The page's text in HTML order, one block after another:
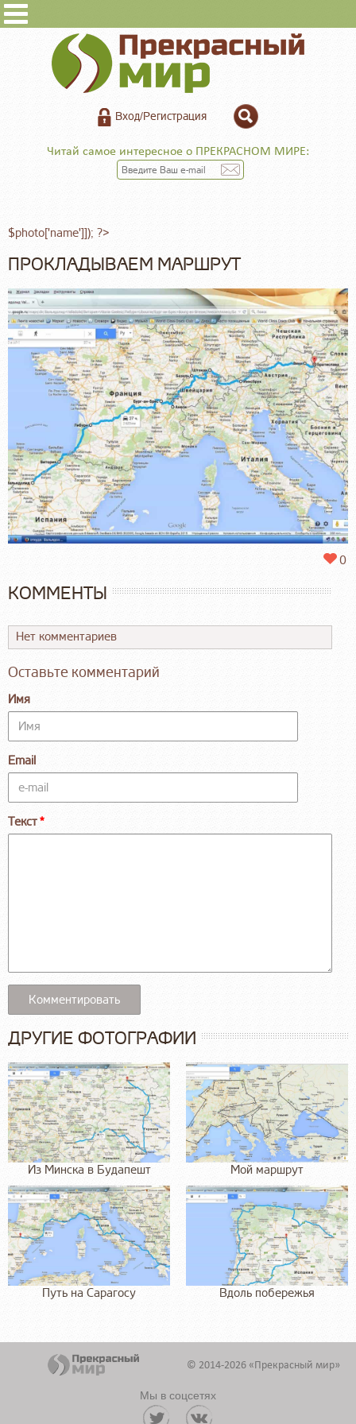
Вход/Регистрация
Читай самое интересное о ПРЕКРАСНОМ МИРЕ:
$photo['name']]); ?>
ПРОКЛАДЫВАЕМ МАРШРУТ
0
КОММЕНТЫ
Нет комментариев
Оставьте комментарий
Имя
Email
Текст
ДРУГИЕ ФОТОГРАФИИ
Из Минска в Будапешт Мой маршрут
Путь на Сарагосу Вдоль побережья
© 2014-2026 «Прекрасный мир»
Мы в соцсетях